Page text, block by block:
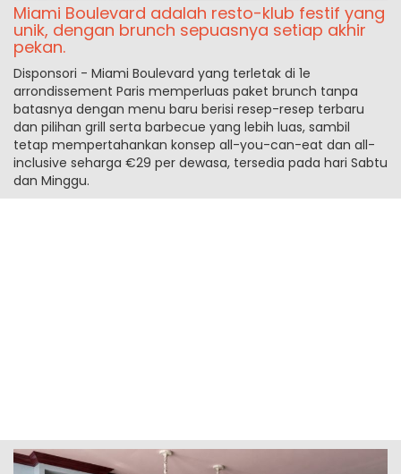
Miami Boulevard adalah resto-klub festif yang
unik, dengan brunch sepuasnya setiap akhir
pekan.
Disponsori - Miami Boulevard yang terletak di 1e
arrondissement Paris memperluas paket brunch tanpa
batasnya dengan menu baru berisi resep-resep terbaru
dan pilihan grill serta barbecue yang lebih luas, sambil
tetap mempertahankan konsep all-you-can-eat dan all-
inclusive seharga €29 per dewasa, tersedia pada hari Sabtu
dan Minggu.